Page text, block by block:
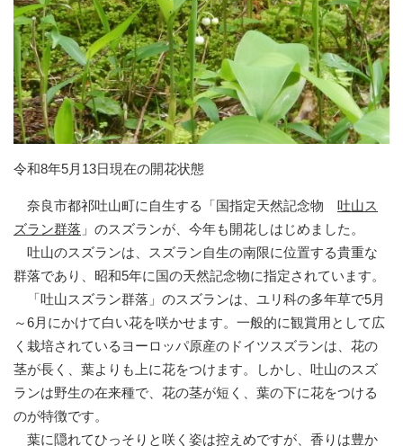
令和8年5月13日現在の開花状態
奈良市都祁吐山町に自生する「国指定天然記念物 吐山ス
ズラン群落 」のスズランが、今年も開花しはじめました。
吐山のスズランは、スズラン自生の南限に位置する貴重な
群落であり、昭和5年に国の天然記念物に指定されています。
「吐山スズラン群落」のスズランは、ユリ科の多年草で5月
～6月にかけて白い花を咲かせます。一般的に観賞用として広
く栽培されているヨーロッパ原産のドイツスズランは、花の
茎が長く、葉よりも上に花をつけます。しかし、吐山のスズ
ランは野生の在来種で、花の茎が短く、葉の下に花をつける
のが特徴です。
葉に隠れてひっそりと咲く姿は控えめですが、香りは豊か